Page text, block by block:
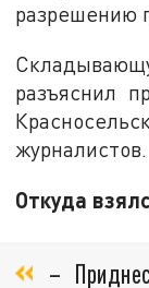
разрешению
разъяснил
журналистов.
Откуда
–